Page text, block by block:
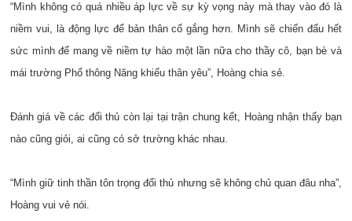
“Mình không có quá nhiều áp lực về sự kỳ vọng này mà thay vào đó là
niềm vui, là động lực để bản thân cố gắng hơn. Mình sẽ chiến đấu hết
sức mình để mang về niềm tự hào một lần nữa cho thầy cô, bạn bè và
mái trường Phổ thông Năng khiếu thân yêu”, Hoàng chia sẻ.
Đánh giá về các đối thủ còn lại tại trận chung kết, Hoàng nhận thấy bạn
nào cũng giỏi, ai cũng có sở trường khác nhau.
“Mình giữ tinh thần tôn trọng đối thủ nhưng sẽ không chủ quan đâu nha”,
Hoàng vui vẻ nói.